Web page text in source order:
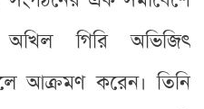
গিরি অভিজিৎ
আক্রমণ করেন। তিনি